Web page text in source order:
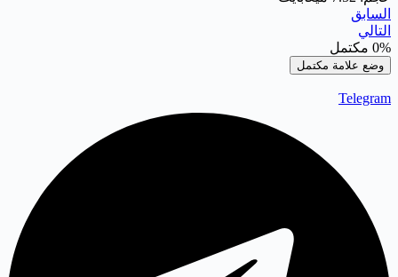
السابق
التالي
0% مكتمل
وضع علامة مكتمل
Telegram